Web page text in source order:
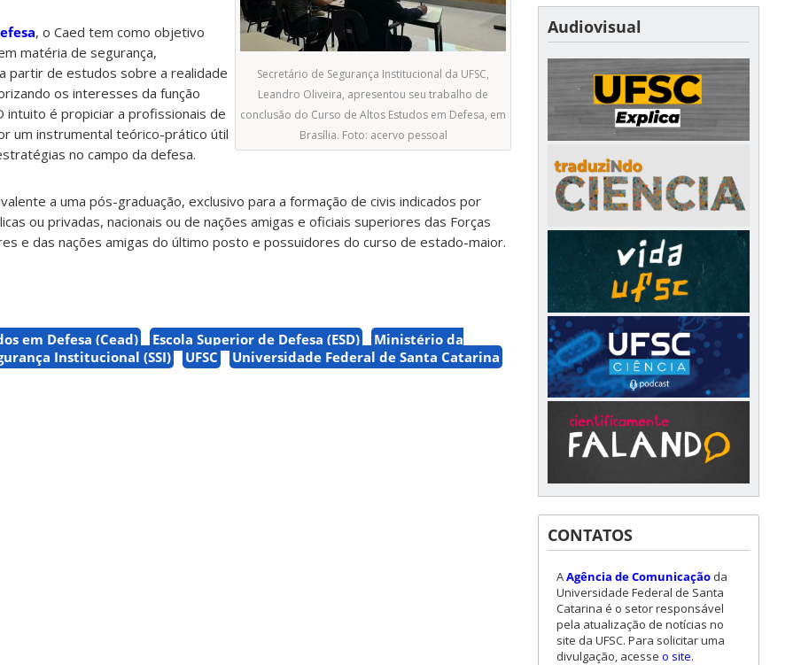
Secretário de Segurança Institucional da UFSC,
Leandro Oliveira, apresentou seu trabalho de
conclusão do Curso de Altos Estudos em Defesa, em
Brasília. Foto: acervo pessoal
, o Caed tem como objetivo
matéria de segurança,
partir de estudos sobre a realidade
os interesses da função
intuito é propiciar a profissionais de
um instrumental teórico-prático útil
no campo da defesa.
a uma pós-graduação, exclusivo para a formação de civis indicados por
ou privadas, nacionais ou de nações amigas e oficiais superiores das Forças
e das nações amigas do último posto e possuidores do curso de estado-maior.
em Defesa (Cead) Escola Superior de Defesa (ESD)
Ministério da
Institucional (SSI) UFSC Universidade Federal de Santa Catarina
Audiovisual
CONTATOS
AAgência de Comunicação da
Universidade Federal de Santa
Catarina é o setor responsável
pela atualização de notícias no
site da UFSC. Para solicitar uma
divulgação, acesse o site.